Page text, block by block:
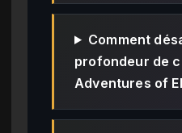
Comment
profondeur de
Adventures of